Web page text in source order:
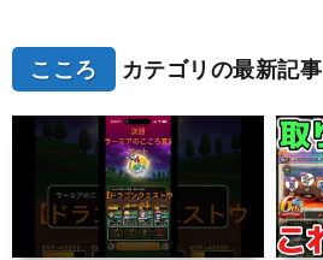
こころ カテゴリの最新記事